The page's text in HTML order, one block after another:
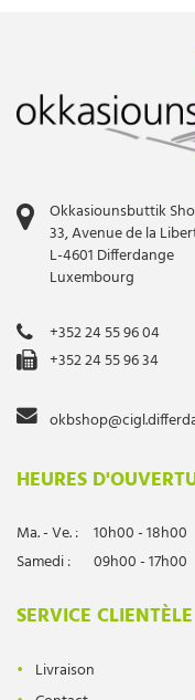
Okkasiounsbuttik
33, Avenue de la
L-4601 Differdange
Luxembourg
+352 24 55 96 04
+352 24 55 96 34
HEURES
Ma. - Ve. :
10h00 - 18h00
Samedi :
09h00 - 17h00
SERVICE CLIENTÈLE
Livraison